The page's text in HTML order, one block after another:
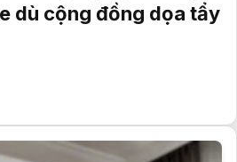
dù cộng đồng dọa tẩy